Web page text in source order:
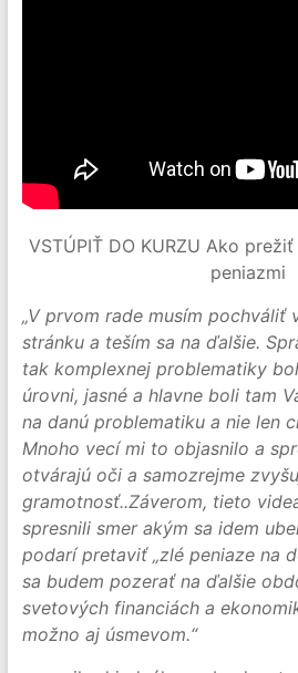
VSTÚPIŤ DO KURZU Ako
peniazmi
„V prvom rade musím pochváliť
stránku a teším sa na ďalšie.
tak komplexnej problematiky
úrovni, jasné a hlavne boli tam
na danú problematiku a nie len
Mnoho vecí mi to objasnilo a
otvárajú oči a samozrejme
gramotnosť..Záverom, tieto
spresnili smer akým sa idem
podarí pretaviť „zlé peniaze na
sa budem pozerať na ďalšie
svetových financiách a
možno aj úsmevom.“